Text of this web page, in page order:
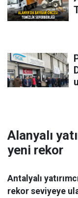
Alanyalı
yeni rekor
Antalyalı
rekor seviyeye